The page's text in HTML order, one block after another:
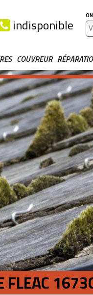
indisponible
COUVREUR
FLEAC